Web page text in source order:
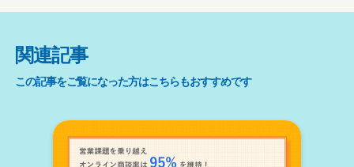
e
b
o
o
er n
関連記事
この記事をご覧になった方はこちらもおすすめです